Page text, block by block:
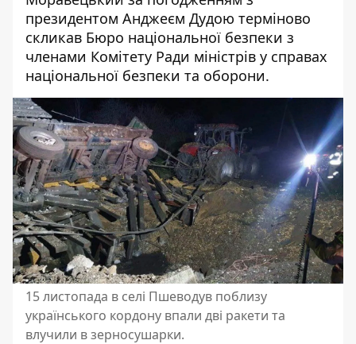
президентом Анджеєм Дудою терміново
скликав Бюро національної безпеки з
членами Комітету Ради міністрів у справах
національної безпеки та оборони.
15 листопада в селі Пшеводув поблизу
українського кордону впали дві ракети та
влучили в зерносушарки.